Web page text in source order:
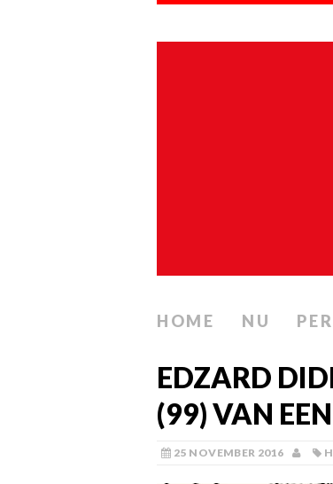
HOME NU
EDZARD
(99) VAN
25 NOVEMBER 2016